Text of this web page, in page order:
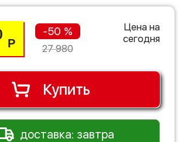
Р
-50 %
27 980
Цена на
сегодня
Купить
доставка: завтра